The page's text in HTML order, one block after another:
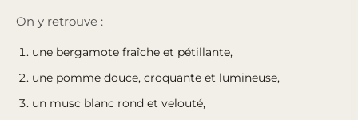
On y retrouve :
une bergamote fraîche et pétillante,
une pomme douce, croquante et lumineuse,
un musc blanc rond et velouté,